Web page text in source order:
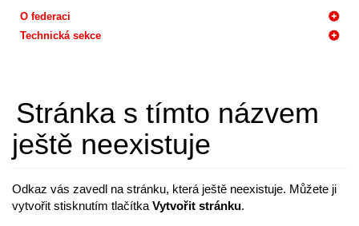
O federaci
Technická sekce
Stránka s tímto názvem
ještě neexistuje
Odkaz vás zavedl na stránku, která ještě neexistuje. Můžete ji
vytvořit stisknutím tlačítka Vytvořit stránku.